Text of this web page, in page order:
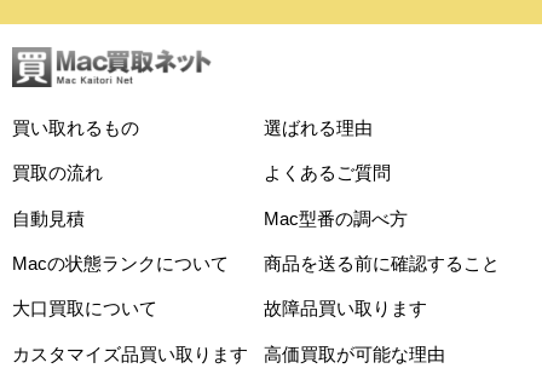
買い取れるもの 選ばれる理由
買取の流れ よくあるご質問
自動見積 Mac型番の調べ方
Macの状態ランクについて 商品を送る前に確認すること
大口買取について 故障品買い取ります
カスタマイズ品買い取ります 高価買取が可能な理由